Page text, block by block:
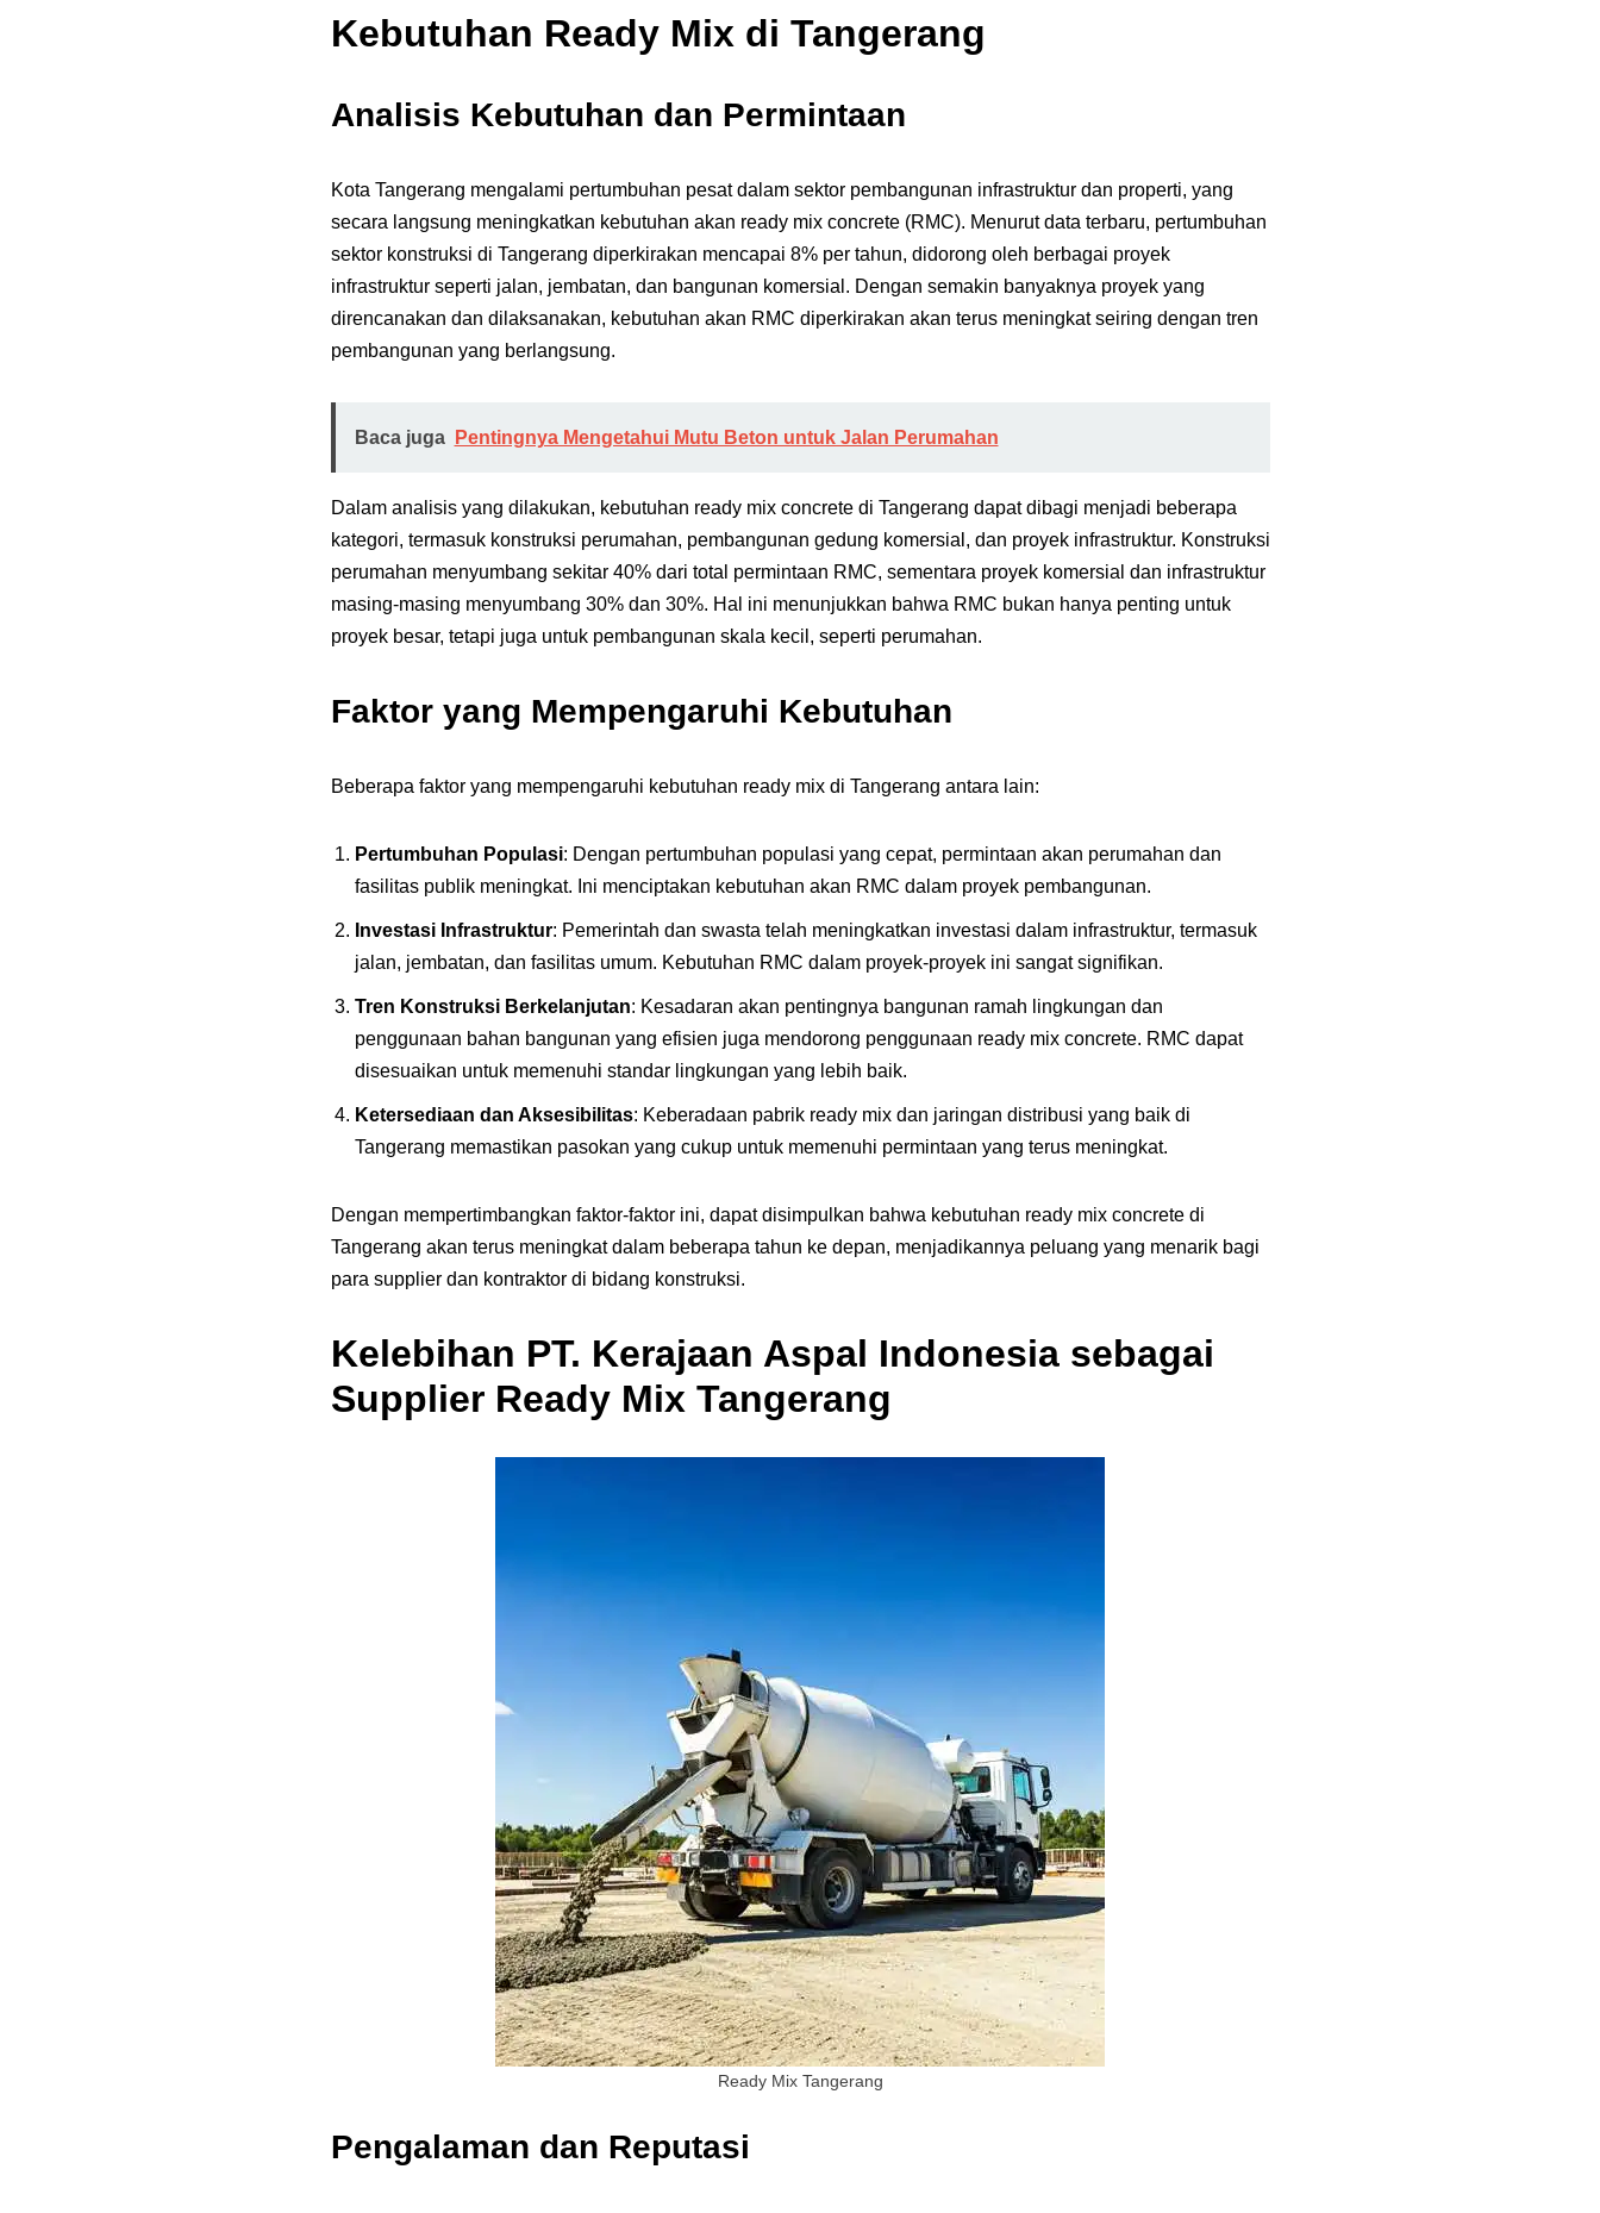
Kebutuhan Ready Mix di Tangerang
Analisis Kebutuhan dan Permintaan
Kota Tangerang mengalami pertumbuhan pesat dalam sektor pembangunan infrastruktur dan properti, yang
secara langsung meningkatkan kebutuhan akan ready mix concrete (RMC). Menurut data terbaru, pertumbuhan
sektor konstruksi di Tangerang diperkirakan mencapai 8% per tahun, didorong oleh berbagai proyek
infrastruktur seperti jalan, jembatan, dan bangunan komersial. Dengan semakin banyaknya proyek yang
direncanakan dan dilaksanakan, kebutuhan akan RMC diperkirakan akan terus meningkat seiring dengan tren
pembangunan yang berlangsung.
Baca juga Pentingnya Mengetahui Mutu Beton untuk Jalan Perumahan
Dalam analisis yang dilakukan, kebutuhan ready mix concrete di Tangerang dapat dibagi menjadi beberapa
kategori, termasuk konstruksi perumahan, pembangunan gedung komersial, dan proyek infrastruktur. Konstruksi
perumahan menyumbang sekitar 40% dari total permintaan RMC, sementara proyek komersial dan infrastruktur
masing-masing menyumbang 30% dan 30%. Hal ini menunjukkan bahwa RMC bukan hanya penting untuk
proyek besar, tetapi juga untuk pembangunan skala kecil, seperti perumahan.
Faktor yang Mempengaruhi Kebutuhan
Beberapa faktor yang mempengaruhi kebutuhan ready mix di Tangerang antara lain:
Pertumbuhan Populasi: Dengan pertumbuhan populasi yang cepat, permintaan akan perumahan dan
fasilitas publik meningkat. Ini menciptakan kebutuhan akan RMC dalam proyek pembangunan.
Investasi Infrastruktur: Pemerintah dan swasta telah meningkatkan investasi dalam infrastruktur, termasuk
jalan, jembatan, dan fasilitas umum. Kebutuhan RMC dalam proyek-proyek ini sangat signifikan.
Tren Konstruksi Berkelanjutan: Kesadaran akan pentingnya bangunan ramah lingkungan dan
penggunaan bahan bangunan yang efisien juga mendorong penggunaan ready mix concrete. RMC dapat
disesuaikan untuk memenuhi standar lingkungan yang lebih baik.
Ketersediaan dan Aksesibilitas: Keberadaan pabrik ready mix dan jaringan distribusi yang baik di
Tangerang memastikan pasokan yang cukup untuk memenuhi permintaan yang terus meningkat.
Dengan mempertimbangkan faktor-faktor ini, dapat disimpulkan bahwa kebutuhan ready mix concrete di
Tangerang akan terus meningkat dalam beberapa tahun ke depan, menjadikannya peluang yang menarik bagi
para supplier dan kontraktor di bidang konstruksi.
Kelebihan PT. Kerajaan Aspal Indonesia sebagai
Supplier Ready Mix Tangerang
Ready Mix Tangerang
Pengalaman dan Reputasi